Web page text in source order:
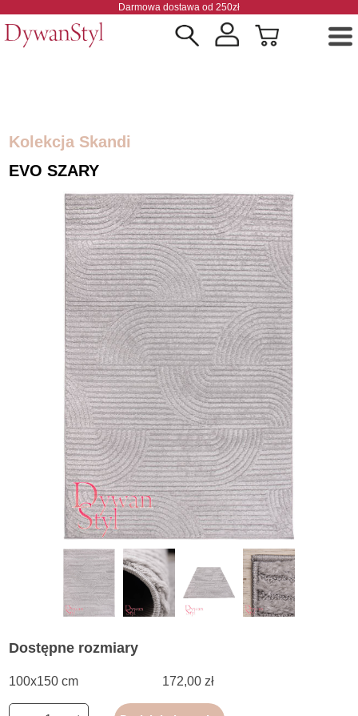
Darmowa dostawa od 250zł
Kolekcja Skandi
EVO SZARY
Dostępne rozmiary
100x150 cm 172,00 zł